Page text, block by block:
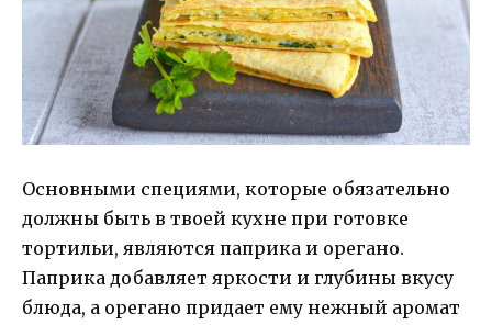
Основными специями, которые обязательно
должны быть в твоей кухне при готовке
тортильи, являются паприка и орегано.
Паприка добавляет яркости и глубины вкусу
блюда, а орегано придает ему нежный аромат